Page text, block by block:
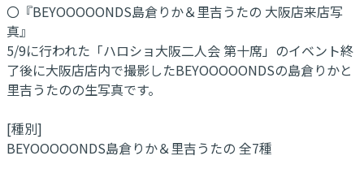
〇『BEYOOOOONDS島倉りか＆里吉うたの 大阪店来店写
真』
5/9に行われた「ハロショ大阪二人会 第十席」のイベント終
了後に大阪店店内で撮影したBEYOOOOONDSの島倉りかと
里吉うたのの生写真です。
[種別]
BEYOOOOONDS島倉りか＆里吉うたの 全7種